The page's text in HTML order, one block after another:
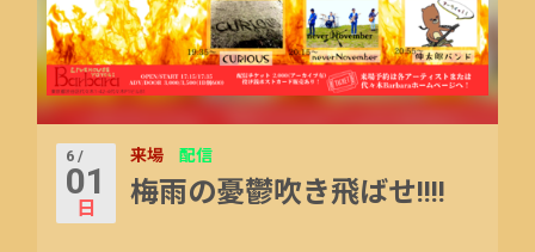
6 /
01
日
来場 配信
梅雨の憂鬱吹き飛ばせ!!!!